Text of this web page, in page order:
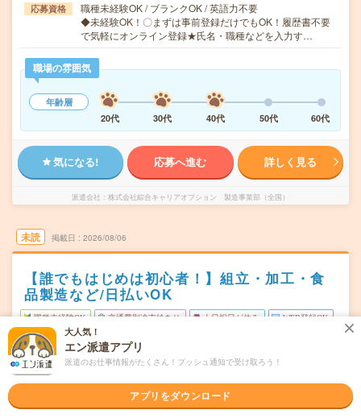
応募資格
職種未経験OK / ブランクOK / 英語力不要
◆未経験OK！〇まずは事前登録だけでもOK！履歴書不要
で気軽にオンライン登録★氏名・職種などを入力す…
職場の雰囲気
年齢層
20代
30代 40代 50代 60代
気になる! 応募へ進む 詳しく見る
派遣会社 株式会社綜合キャリアオプション 製造事業部（全国）
未読 掲載日 2026/08/06
【誰でもはじめは初心者！】組立・加工・食
品製造など/日払いOK
職種未経験OK 交通費別途支給あり 土日祝日が休み WEB登録OK
派遣
勤務地
福島県郡山市
喜久田駅から車7分
曜日頻度 月～金
大人気！
エン派遣アプリ
派遣のお仕事情報がたくさん！プッシュ通知で受け取ろう！
アプリをダウンロード